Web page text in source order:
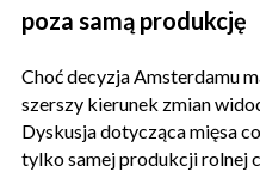
poza samą produkcję
Choć decyzja Amsterdamu
szerszy kierunek zmian
Dyskusja dotycząca mięsa
tylko samej produkcji rolnej